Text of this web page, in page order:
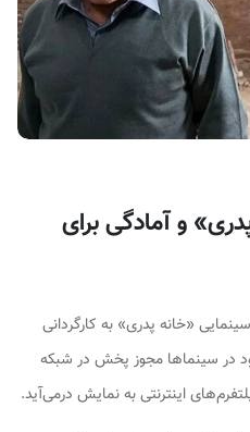
و آمادگی برای
«خانه پدری» به کارگردانی
در سینماها مجوز پخش در شبکه
اینترنتی به نمایش درمی‌آید.